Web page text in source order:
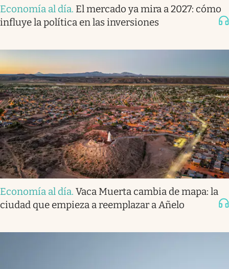
Economía al día. El mercado ya mira a 2027: cómo
influye la política en las inversiones
Economía al día. Vaca Muerta cambia de mapa: la
ciudad que empieza a reemplazar a Añelo